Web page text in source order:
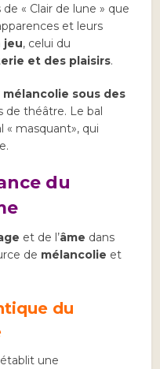
« Clair de lune » que
et leurs
jeu, celui du
et des plaisirs.
mélancolie sous des
de théâtre. Le bal
« masquant», qui
du
et de l’âme dans
de mélancolie et
du
établit une